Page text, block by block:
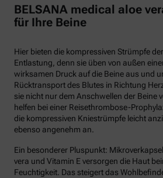
BELSANA medical aloe
für Ihre Beine
Hier bieten die kompressiven Strümpfe
Entlastung, denn sie üben von außen
wirksamen Druck auf die Beine aus und
Rücktransport des Blutes in Richtung
sie nicht nur dem Anschwellen der Beine
helfen bei einer Reisethrombose-
die kompressiven Kniestrümpfe leicht
ebenso angenehm an.
Ein besonderer Pluspunkt:
vera und Vitamin E versorgen die Haut
Feuchtigkeit. Das steigert das